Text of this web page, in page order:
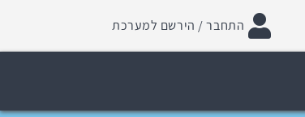
התחבר / הירשם למערכת